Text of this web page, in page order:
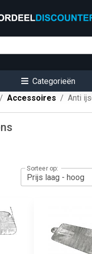
Categorieën
Accessoires Anti
Sorteer op: